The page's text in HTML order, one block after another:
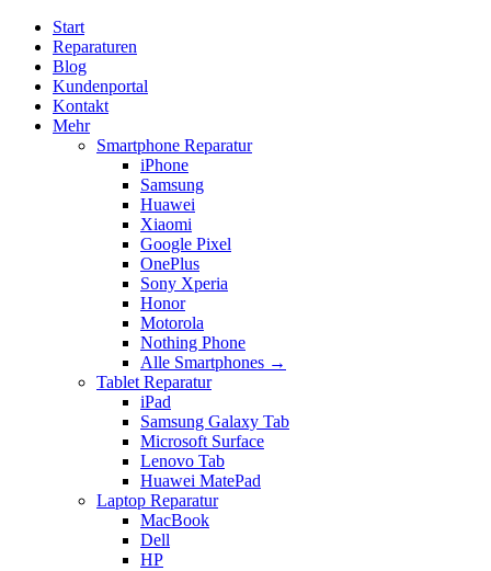
Start
Reparaturen
Blog
Kundenportal
Kontakt
Mehr
Smartphone Reparatur
iPhone
Samsung
Huawei
Xiaomi
Google Pixel
OnePlus
Sony Xperia
Honor
Motorola
Nothing Phone
Alle Smartphones →
Tablet Reparatur
iPad
Samsung Galaxy Tab
Microsoft Surface
Lenovo Tab
Huawei MatePad
Laptop Reparatur
MacBook
Dell
HP